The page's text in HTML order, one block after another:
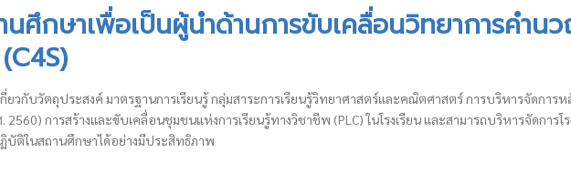
ศึกษาเพื่อเป็นผู้นำด้านการขับเคลื่อนวิทยาการคำ
กี่ยวกับวัตถุประสงค์ มาตรฐานการเรียนรู้ กลุ่มสาระการเรียนรู้วิทยาศาสตร์และคณิตศาสตร์ การบริหารจัดการ
การสร้างและขับเคลื่อนชุมชนแห่งการเรียนรู้ทางวิชาชีพ (PLC) ในโรงเรียน และสามารถบริหารจัดการโ
ติในสถานศึกษาได้อย่างมีประสิทธิภาพ